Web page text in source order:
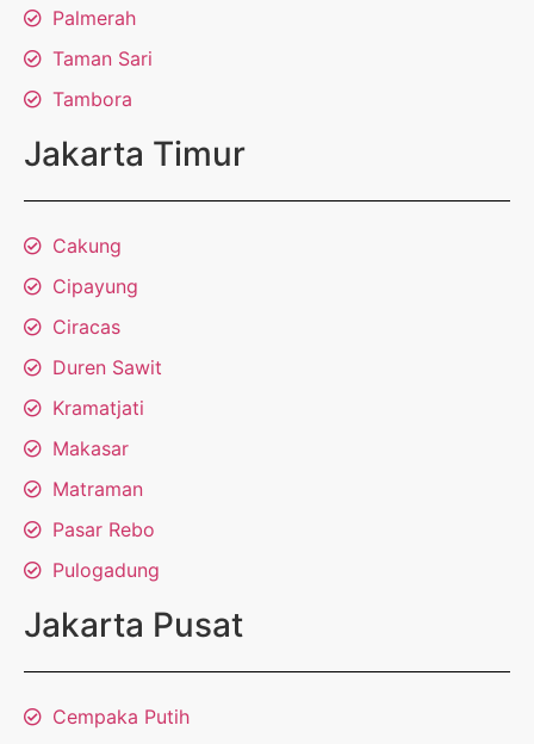
Palmerah
Taman Sari
Tambora
Jakarta Timur
Cakung
Cipayung
Ciracas
Duren Sawit
Kramatjati
Makasar
Matraman
Pasar Rebo
Pulogadung
Jakarta Pusat
Cempaka Putih